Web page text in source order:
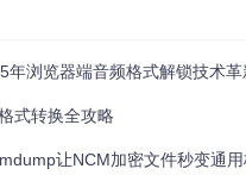
年浏览器端音频格式解锁技术革
式转换全攻略
让NCM加密文件秒变通